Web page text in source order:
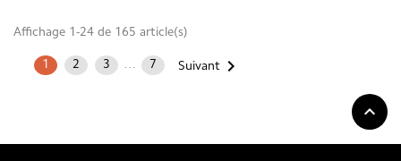
Affichage 1-24 de 165 article(s)
1 2 3 … 7 Suivant 
